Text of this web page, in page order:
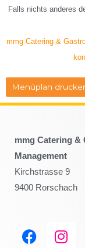
Falls nichts anderes
mmg Catering &
Menüplan
mmg Catering &
Management
Kirchstrasse 9
9400 Rorschach
F
a
I
n